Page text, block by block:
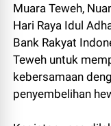
Muara Teweh,
Hari Raya Idul
Bank Rakyat
Teweh untuk
kebersamaan
penyembelihan